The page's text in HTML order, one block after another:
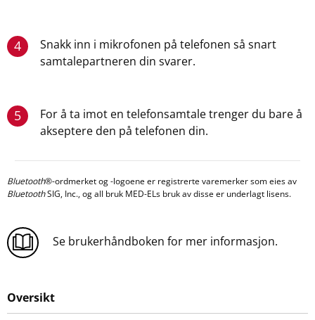
4
Snakk inn i mikrofonen på telefonen så snart
samtalepartneren din svarer.
5
For å ta imot en telefonsamtale trenger du bare å
akseptere den på telefonen din.
Bluetooth®-ordmerket og -logoene er registrerte varemerker som eies av
BluetoothSIG, Inc., og all bruk MED-ELs bruk av disse er underlagt lisens.
Se brukerhåndboken for mer informasjon.
Oversikt